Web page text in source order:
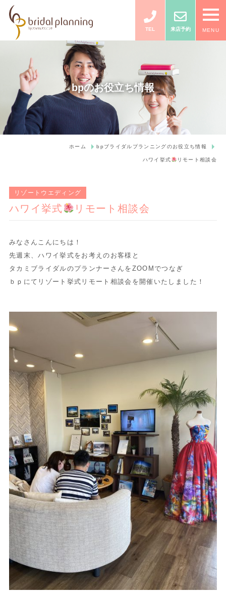
TEL 来店予約 MENU
bpのお役立ち情報
ホーム bpブライダルプランニングのお役立ち情報
ハワイ挙式 リモート相談会
リゾートウエディング
ハワイ挙式 リモート相談会
みなさんこんにちは！
先週末、ハワイ挙式をお考えのお客様と
タカミブライダルのプランナーさんをZOOMでつなぎ
ｂｐにてリゾート挙式リモート相談会を開催いたしました！